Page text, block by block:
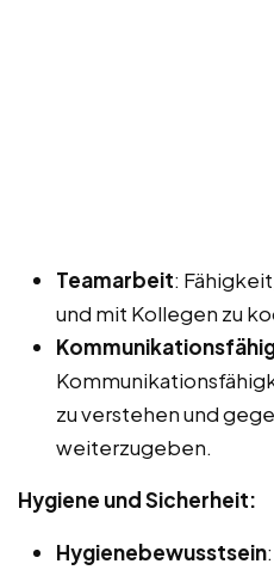
Teamarbeit:
und mit Kollegen zu
zu verstehen und
weiterzugeben.
Hygiene und Sicherheit:
Hygienebewusstsein